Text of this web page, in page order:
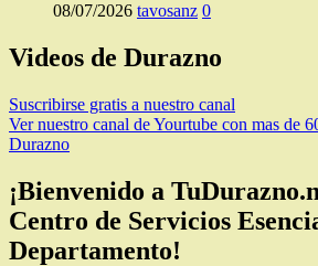
08/07/2026 tavosanz 0
Videos de Durazno
Suscribirse gratis a nuestro canal
Ver nuestro canal de Yourtube con mas de
Durazno
¡Bienvenido a
Centro de Servicios
Departamento!